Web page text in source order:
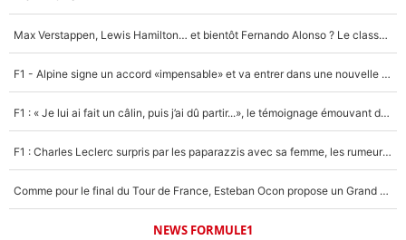
Max Verstappen, Lewis Hamilton… et bientôt Fernando Alonso ? Le classement des pilotes les mieux payés en Formule 1 risque de changer !
F1 - Alpine signe un accord «impensable» et va entrer dans une nouvelle dimension : Grande nouvelle pour Pierre Gasly !
F1 : « Je lui ai fait un câlin, puis j’ai dû partir...», le témoignage émouvant de Max Verstappen sur sa fille
F1 : Charles Leclerc surpris par les paparazzis avec sa femme, les rumeurs étaient vraies !
Comme pour le final du Tour de France, Esteban Ocon propose un Grand Prix de Formule 1 à Paris : «Autour de l’Arc de Triomphe, ce serait génial» !
NEWS FORMULE1